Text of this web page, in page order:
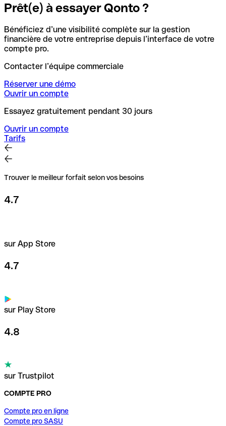
Prêt(e) à essayer Qonto ?
Bénéficiez d’une visibilité complète sur la gestion
financière de votre entreprise depuis l’interface de votre
compte pro.
Contacter l’équipe commerciale
Réserver une démo
Ouvrir un compte
Essayez gratuitement pendant 30 jours
Ouvrir un compte
Tarifs
Trouver le meilleur forfait selon vos besoins
4.7
sur App Store
4.7
sur Play Store
4.8
sur Trustpilot
COMPTE PRO
Compte pro en ligne
Compte pro SASU